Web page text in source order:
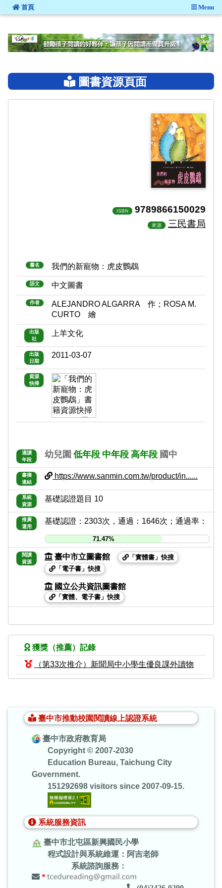
::: 首頁 Menu
圖書資源頁面
ISBN 9789866150029
來源 三民書局
書名 我們的新寵物：虎皮鸚鵡
語文 中文圖書
作者
ALEJANDRO ALGARRA 作；ROSA M.
CURTO 繪
出版
社
上羊文化
出版
日期
2011-03-07
資源
快掃
適讀
年段
幼兒園 低年段 中年段 高年段 國中
書摘
連結
https://www.sanmin.com.tw/product/in......
系統
資源
基礎認證題目 10
推廣
運用
基礎認證：2303次，通過：1646次；通過率：
71.47%
閱讀
資源
臺中市立圖書館
「實體書」快搜
「電子書」快搜
國立公共資訊圖書館
「實體、電子書」快搜
獲獎（推薦）記錄
（第33次推介）新聞局中小學生優良課外讀物
臺中市推動校園閱讀線上認證系統
臺中市政府教育局
Copyright © 2007-2030
Education Bureau, Taichung City
Government.
151292698 visitors since 2007-09-15.
系統服務資訊
臺中市北屯區新興國民小學
程式設計與系統維運：阿吉老師
系統諮詢服務：
*